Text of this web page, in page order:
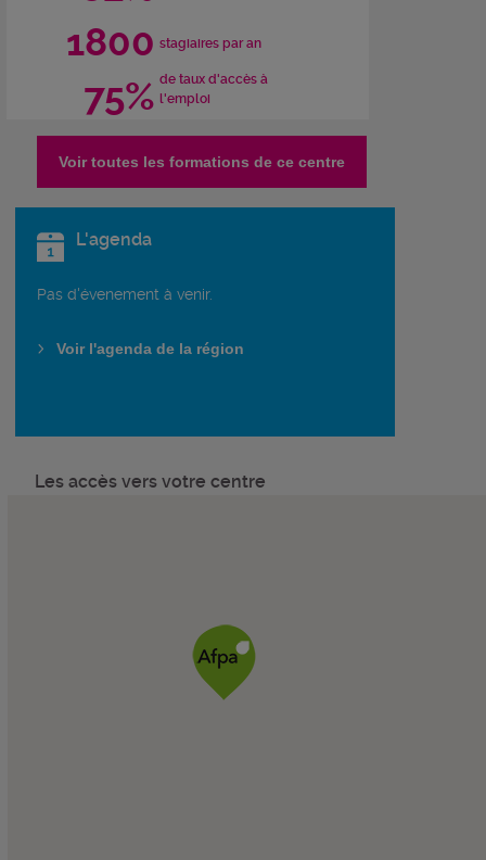
1800 stagiaires par an
75% de taux d'accès à
l'emploi
Voir toutes les formations de ce centre
L'agenda
Pas d'évenement à venir.
Voir l'agenda de la région
Les accès vers votre centre